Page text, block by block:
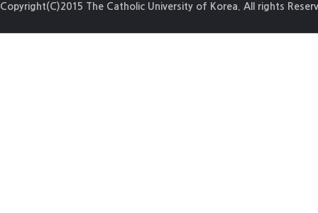
Copyright(C)2015 The Catholic University of Korea. All rights